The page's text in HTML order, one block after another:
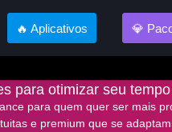
🔥 Aplicativos 💎
para otimizar seu
para quem quer ser mais
e premium que se